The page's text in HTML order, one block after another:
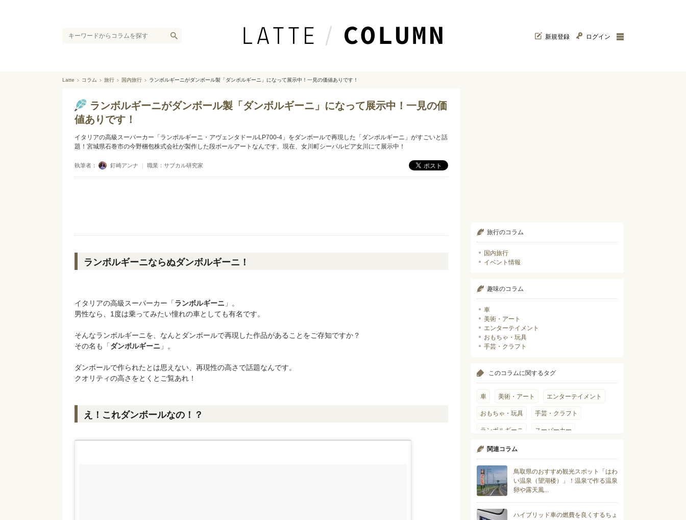
新規登録 ログイン
Latte コラム 旅行 国内旅行 ランボルギーニがダンボール製「ダンボルギーニ」になって展示中！一見の価値ありです！
ランボルギーニがダンボール製「ダンボルギーニ」になって展示中！一見の価
値ありです！
イタリアの高級スーパーカー「ランボルギーニ・アヴェンタドールLP700-4」をダンボールで再現した「ダンボルギーニ」がすごいと話
題！宮城県石巻市の今野梱包株式会社が製作した段ボールアートなんです。現在、女川町シーパルピア女川にて展示中！
執筆者： 釘崎アンナ ｜ 職業：サブカル研究家
ランボルギーニならぬダンボルギーニ！
イタリアの高級スーパーカー「ランボルギーニ 」。
男性なら、1度は乗ってみたい憧れの車としても有名です。
そんなランボルギーニを、なんとダンボールで再現した作品があることをご存知ですか？
その名も「ダンボルギーニ 」。
ダンボールで作られたとは思えない、再現性の高さで話題なんです。
クオリティの高さをとくとご覧あれ！
え！これダンボールなの！？
旅行のコラム
国内旅行
イベント情報
趣味のコラム
車
美術・アート
エンターテイメント
おもちゃ・玩具
手芸・クラフト
このコラムに関するタグ
車 美術・アート エンターテイメント
おもちゃ・玩具 手芸・クラフト
ランボルギーニ スーパーカー
ダンボルギーニ
宮城県
イベント情報
関連コラム
鳥取県のおすすめ観光スポット「はわ
い温泉（望湖楼）」！温泉で作る温泉
卵や露天風...
ハイブリッド車の燃費を良くするちょ